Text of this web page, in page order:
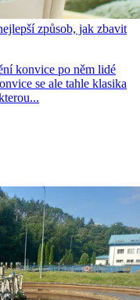
způsob, jak zbavit
konvice po něm lidé
se ale tahle klasika